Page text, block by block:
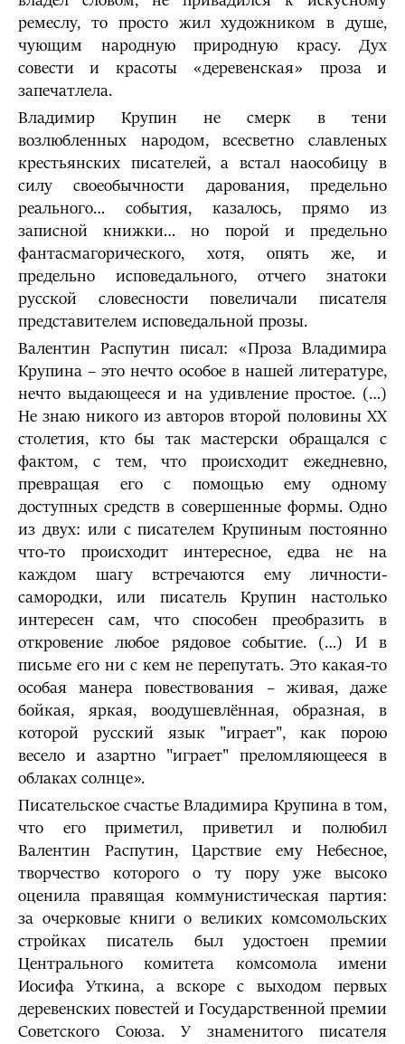
ремеслу, то просто жил художником в душе,
чующим народную природную красу. Дух
совести и красоты «деревенская» проза и
запечатлела.
Владимир Крупин не смерк в тени
возлюбленных народом, всесветно славленых
крестьянских писателей, а встал наособицу в
силу своеобычности дарования, предельно
реального… события, казалось, прямо из
записной книжки… но порой и предельно
фантасмагорического, хотя, опять же, и
предельно исповедального, отчего знатоки
русской словесности повеличали писателя
представителем исповедальной прозы.
Валентин Распутин писал: «Проза Владимира
Крупина – это нечто особое в нашей литературе,
нечто выдающееся и на удивление простое. (…)
Не знаю никого из авторов второй половины XX
столетия, кто бы так мастерски обращался с
фактом, с тем, что происходит ежедневно,
превращая его с помощью ему одному
доступных средств в совершенные формы. Одно
из двух: или с писателем Крупиным постоянно
что-то происходит интересное, едва не на
каждом шагу встречаются ему личности-
самородки, или писатель Крупин настолько
интересен сам, что способен преобразить в
откровение любое рядовое событие. (…) И в
письме его ни с кем не перепутать. Это какая-то
особая манера повествования – живая, даже
бойкая, яркая, воодушевлённая, образная, в
которой русский язык "играет", как порою
весело и азартно "играет" преломляющееся в
облаках солнце».
Писательское счастье Владимира Крупина в том,
что его приметил, приветил и полюбил
Валентин Распутин, Царствие ему Небесное,
творчество которого о ту пору уже высоко
оценила правящая коммунистическая партия:
за очерковые книги о великих комсомольских
стройках писатель был удостоен премии
Центрального комитета комсомола имени
Иосифа Уткина, а вскоре с выходом первых
деревенских повестей и Государственной премии
Советского Союза. У знаменитого писателя